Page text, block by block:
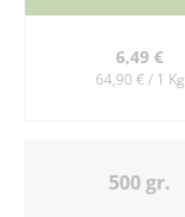
6,49 €
64,90 € / 1 Kg
500 gr.